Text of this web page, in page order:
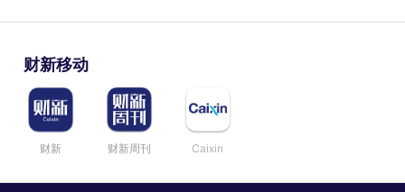
令人好奇的主张，但他并没有为下一步应该如何做
提供太多指导，而只是说：创新带来了特殊的挑
战。交易成本经济学可以讨论其中的部分问题，但
无法给出全面的解释。在瞬息万变的环境中，你可
以根据快速采取实时行动的需要来解释这些功
财新移动
财新 财新周刊 Caixin